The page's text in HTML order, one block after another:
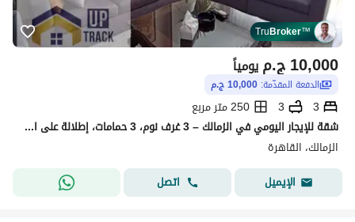
TruBroker™
ج.م10,000 يومياً
الدفعة المقدّمة: 10,000 ج.م
3
3
250 متر مربع
شقة للإيجار اليومي في الزمالك – 3 غرف نوم، 3 حمامات، إطلالة على النيل
الزمالك، القاهرة
الإيميل
اتصل